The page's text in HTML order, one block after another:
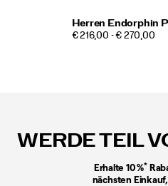
Herren Endorphin
€ 216,00 - € 270,00
WERDE TEIL
Erhalte 10 %*
nächsten